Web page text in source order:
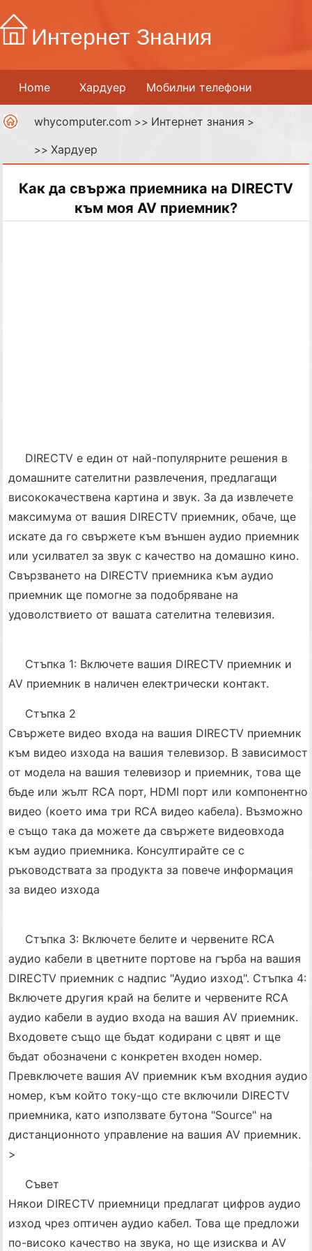
Интернет Знания
Home Хардуер Мобилни телефони
Принтери Мрежи Интернет
Дигитални медии
whycomputer.com >> Интернет знания >
>> Хардуер
Как да свържа приемника на DIRECTV
към моя AV приемник?
DIRECTV е един от най-популярните решения в
домашните сателитни развлечения, предлагащи
висококачествена картина и звук. За да извлечете
максимума от вашия DIRECTV приемник, обаче, ще
искате да го свържете към външен аудио приемник
или усилвател за звук с качество на домашно кино.
Свързването на DIRECTV приемника към аудио
приемник ще помогне за подобряване на
удоволствието от вашата сателитна телевизия.
Стъпка 1: Включете вашия DIRECTV приемник и
AV приемник в наличен електрически контакт.
Стъпка 2
Свържете видео входа на вашия DIRECTV приемник
към видео изхода на вашия телевизор. В зависимост
от модела на вашия телевизор и приемник, това ще
бъде или жълт RCA порт, HDMI порт или компонентно
видео (което има три RCA видео кабела). Възможно
е също така да можете да свържете видеовхода
към аудио приемника. Консултирайте се с
ръководствата за продукта за повече информация
за видео изхода
Стъпка 3: Включете белите и червените RCA
аудио кабели в цветните портове на гърба на вашия
DIRECTV приемник с надпис "Аудио изход". Стъпка 4:
Включете другия край на белите и червените RCA
аудио кабели в аудио входа на вашия AV приемник.
Входовете също ще бъдат кодирани с цвят и ще
бъдат обозначени с конкретен входен номер.
Превключете вашия AV приемник към входния аудио
номер, към който току-що сте включили DIRECTV
приемника, като използвате бутона "Source" на
дистанционното управление на вашия AV приемник.
>
Съвет
Някои DIRECTV приемници предлагат цифров аудио
изход чрез оптичен аудио кабел. Това ще предложи
по-високо качество на звука, но ще изисква и AV